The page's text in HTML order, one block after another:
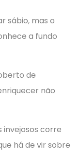
sábio, mas o
a fundo
de
não
invejosos corre
há de vir sobre